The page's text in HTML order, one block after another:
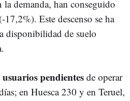
la demanda, han conseguido
Este descenso se ha
disponibilidad de suelo
pendientesde operar
en Huesca 230 y en Teruel,